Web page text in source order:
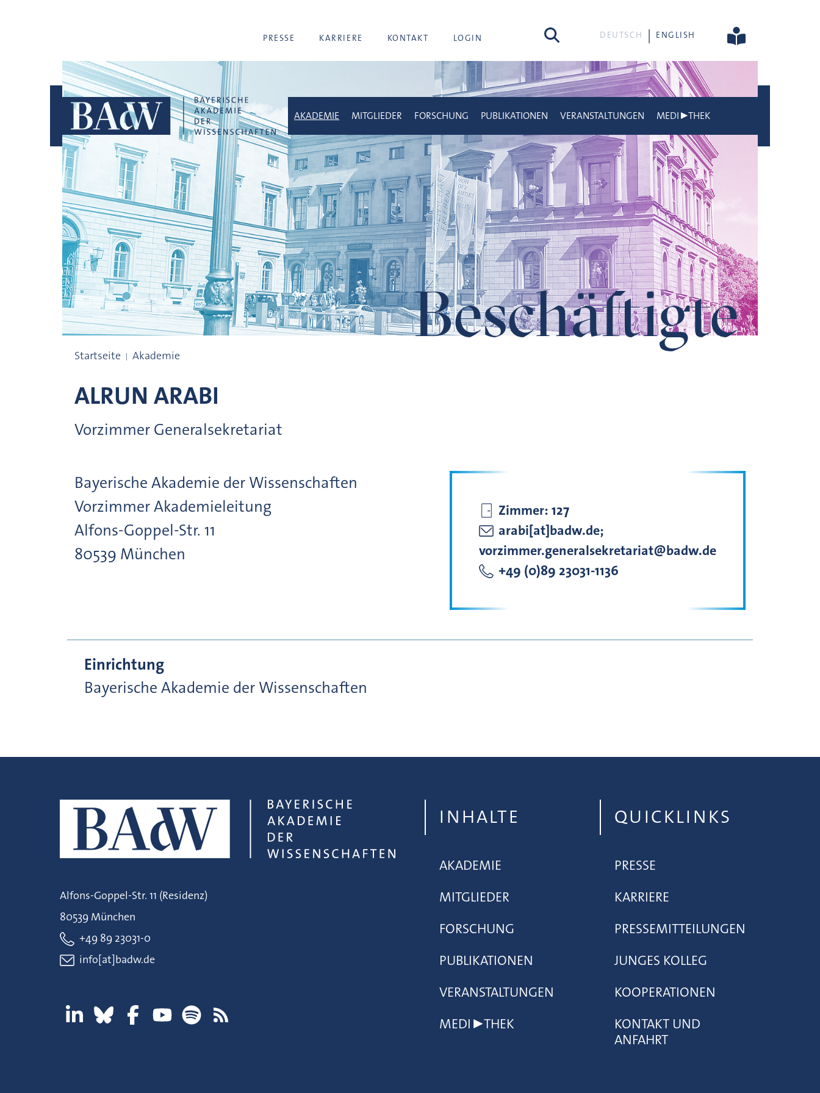
PRESSE KARRIERE KONTAKT LOGIN Suche DEUTSCH ENGLISH
Beschäftigte
AKADEMIE MITGLIEDER FORSCHUNG PUBLIKATIONEN VERANSTALTUNGEN MEDI▶THEK
Startseite Akademie
ALRUN ARABI
Vorzimmer Generalsekretariat
Bayerische Akademie der Wissenschaften
Vorzimmer Akademieleitung
Alfons-Goppel-Str. 11
80539 München
Zimmer: 127
arabi[at]badw.de;
vorzimmer.generalsekretariat@badw.de
+49 (0)89 23031-1136
Einrichtung
Bayerische Akademie der Wissenschaften
Alfons-Goppel-Str. 11 (Residenz)
80539 München
+49 89 23031-0
info[at]badw.de
INHALTE
AKADEMIE
MITGLIEDER
FORSCHUNG
PUBLIKATIONEN
VERANSTALTUNGEN
MEDI▶THEK
QUICKLINKS
PRESSE
KARRIERE
PRESSEMITTEILUNGEN
JUNGES KOLLEG
KOOPERATIONEN
KONTAKT UND
ANFAHRT